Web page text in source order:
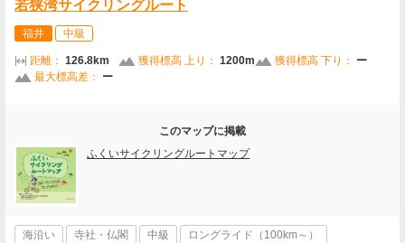
若狭湾サイクリングルート
福井 中級
距離： 126.8km 獲得標高 上り： 1200m 獲得標高 下り：
ー
最大標高差：
ー
このマップに掲載
ふくいサイクリングルートマップ
海沿い 寺社・仏閣 中級 ロングライド（100km～）